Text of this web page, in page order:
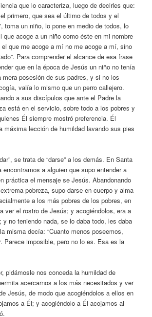
que lo caracteriza, luego de decirles que:
primero, que sea el último de todos y el
toma un niño, lo pone en medio de todos, lo
que acoge a un niño como éste en mi nombre
que me acoge a mí no me acoge a mí, sino
Para comprender el alcance de esa frase
que en la época de Jesús un niño no tenía
mera posesión de sus padres, y si no los
valía lo mismo que un perro callejero.
a sus discípulos que ante el Padre la
está en el servicio, sobre todo a los pobres y
Él siempre mostró preferencia. Él
máxima lección de humildad lavando sus pies
se trata de “darse” a los demás. En Santa
encontramos a alguien que supo entender a
práctica el mensaje se Jesús. Abandonando
pobreza, supo darse en cuerpo y alma
a los más pobres de los pobres, en
ver el rostro de Jesús; y acogiéndolos, era a
y no teniendo nada, se lo daba todo, les daba
misma decía: “Cuanto menos poseemos,
Parece imposible, pero no lo es. Esa es la
pidámosle nos conceda la humildad de
acercarnos a los más necesitados y ver
Jesús, de modo que acogiéndolos a ellos en
a Él; y acogiéndolo a Él acojamos al